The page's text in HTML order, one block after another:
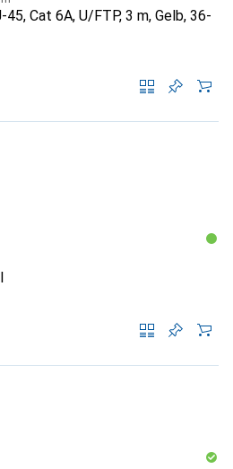
Cat 6A, U/FTP, 3 m, Gelb, 36-